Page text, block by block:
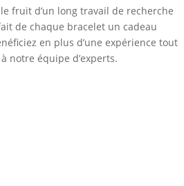
fruit d’un long travail de recherche
de chaque bracelet un cadeau
en plus d’une expérience tout
notre équipe d’experts.